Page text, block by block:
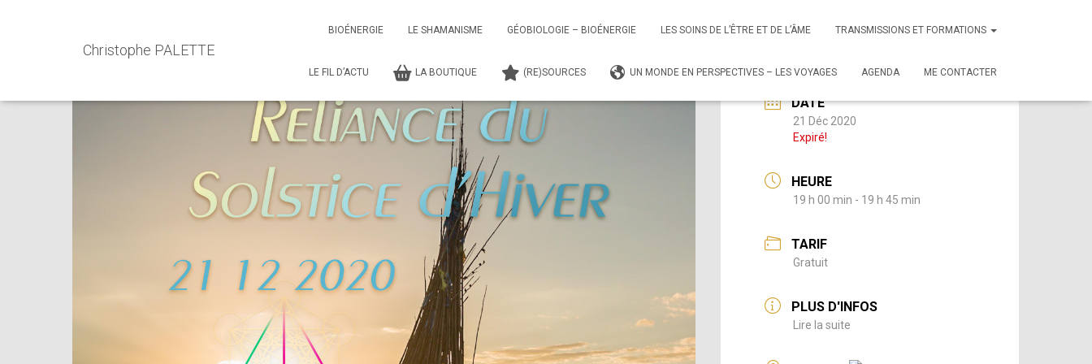
Christophe PALETTE
BIOÉNERGIE LE SHAMANISME GÉOBIOLOGIE – BIOÉNERGIE LES SOINS DE L’ÊTRE ET DE L’ÂME TRANSMISSIONS ET FORMATIONS
LE FIL D’ACTU LA BOUTIQUE (RE)SOURCES UN MONDE EN PERSPECTIVES – LES VOYAGES AGENDA ME CONTACTER
DATE
21 Déc 2020
Expiré!
HEURE
19 h 00 min - 19 h 45 min
TARIF
Gratuit
PLUS D'INFOS
Lire la suite